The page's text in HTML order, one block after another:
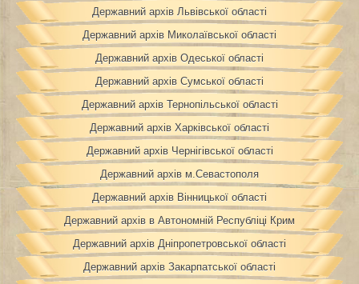
Державний архів Львівської області
Державний архів Миколаївської області
Державний архів Одеської області
Державний архів Сумської області
Державний архів Тернопільської області
Державний архів Харківської області
Державний архів Чернігівської області
Державний архів м.Севастополя
Державний архів Вінницької області
Державний архів в Автономній Республіці Крим
Державний архів Дніпропетровської області
Державний архів Закарпатської області